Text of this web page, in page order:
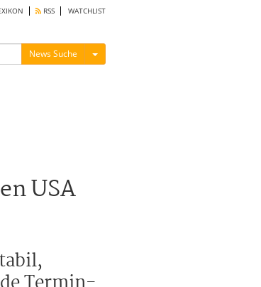
RSS WATCHLIST
News Suche Menü ein-/ausblenden
USA